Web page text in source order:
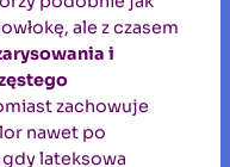
ale z czasem
i
zachowuje
nawet po
lateksowa